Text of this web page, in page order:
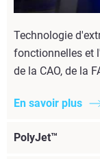
Technologie
fonctionnelles et
de la CAO, de la
En savoir plus
PolyJet™